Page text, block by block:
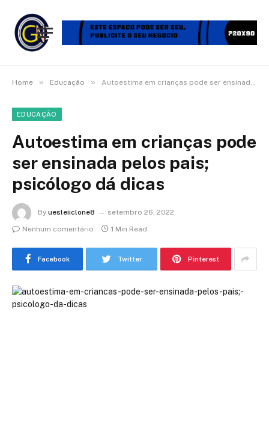
Home » Educação » Autoestima em crianças pode ser ensinada pelos pais; psicólogo dá dicas
EDUCAÇÃO
Autoestima em crianças pode
ser ensinada pelos pais;
psicólogo dá dicas
By uesleiiclone8
setembro 26, 2022
Nenhum comentário
1 Min Read
Facebook Twitter Pinterest